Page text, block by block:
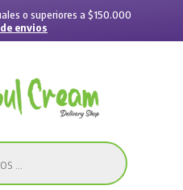
o superiores a $150.000
envios